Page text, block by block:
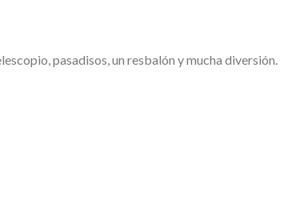
pasadisos, un resbalón y mucha diversión.